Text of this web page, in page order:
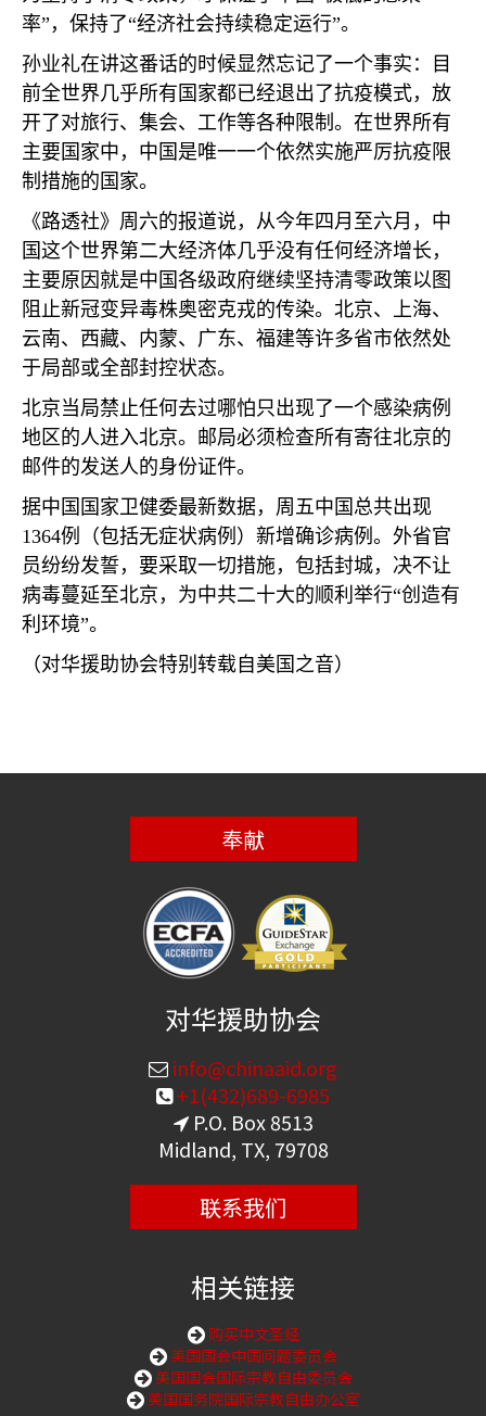
率”，保持了“经济社会持续稳定运行”。
孙业礼在讲这番话的时候显然忘记了一个事实：目
前全世界几乎所有国家都已经退出了抗疫模式，放
开了对旅行、集会、工作等各种限制。在世界所有
主要国家中，中国是唯一一个依然实施严厉抗疫限
制措施的国家。
《路透社》周六的报道说，从今年四月至六月，中
国这个世界第二大经济体几乎没有任何经济增长，
主要原因就是中国各级政府继续坚持清零政策以图
阻止新冠变异毒株奥密克戎的传染。北京、上海、
云南、西藏、内蒙、广东、福建等许多省市依然处
于局部或全部封控状态。
北京当局禁止任何去过哪怕只出现了一个感染病例
地区的人进入北京。邮局必须检查所有寄往北京的
邮件的发送人的身份证件。
据中国国家卫健委最新数据，周五中国总共出现
1364例（包括无症状病例）新增确诊病例。外省官
员纷纷发誓，要采取一切措施，包括封城，决不让
病毒蔓延至北京，为中共二十大的顺利举行“创造有
利环境”。
（对华援助协会特别转载自美国之音）
奉献
对华援助协会
info@chinaaid.org
+1(432)689-6985
P.O. Box 8513
Midland, TX, 79708
联系我们
相关链接
购买中文圣经
美国国会中国问题委员会
美国国会国际宗教自由委员会
美国国务院国际宗教自由办公室